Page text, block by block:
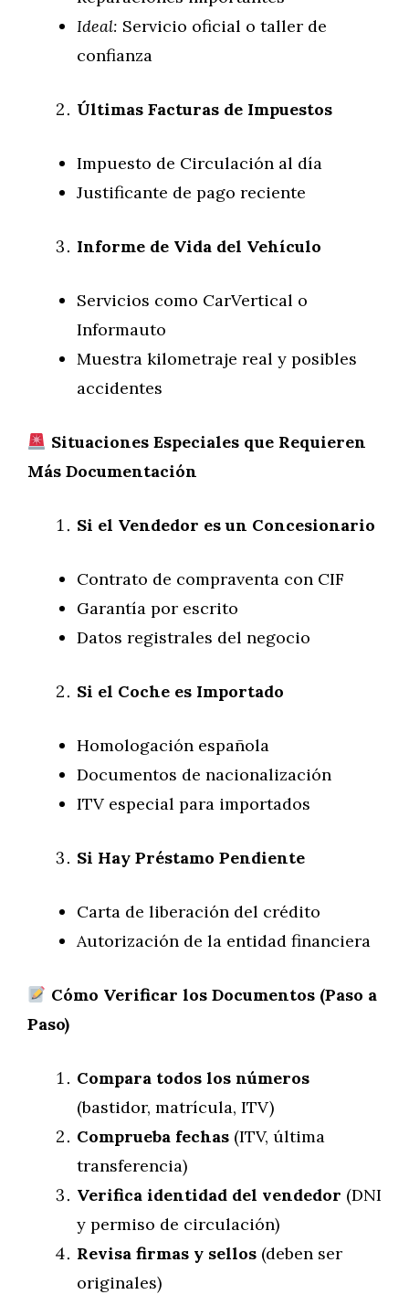
Ideal: Servicio oficial o taller de
confianza
Últimas Facturas de Impuestos
Impuesto de Circulación al día
Justificante de pago reciente
Informe de Vida del Vehículo
Servicios como CarVertical o
Informauto
Muestra kilometraje real y posibles
accidentes
Situaciones Especiales que Requieren
Más Documentación
Si el Vendedor es un Concesionario
Contrato de compraventa con CIF
Garantía por escrito
Datos registrales del negocio
Si el Coche es Importado
Homologación española
Documentos de nacionalización
ITV especial para importados
Si Hay Préstamo Pendiente
Carta de liberación del crédito
Autorización de la entidad financiera
Cómo Verificar los Documentos (Paso a
Paso)
Compara todos los números
(bastidor, matrícula, ITV)
Comprueba fechas (ITV, última
transferencia)
Verifica identidad del vendedor (DNI
y permiso de circulación)
Revisa firmas y sellos (deben ser
originales)